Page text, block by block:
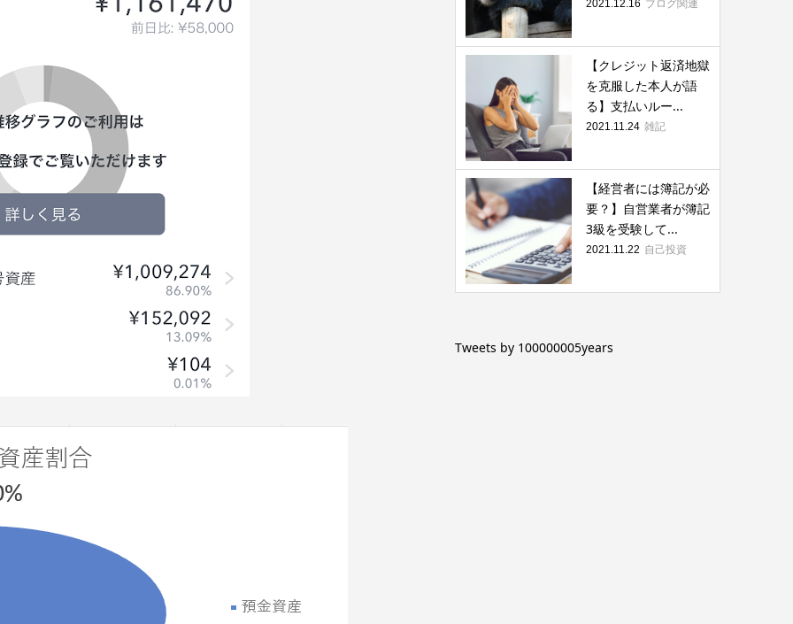
2021.12.16 ブログ関連
【クレジット返済地獄
を克服した本人が語
る】支払いルー...
2021.11.24 雑記
【経営者には簿記が必
要？】自営業者が簿記
3級を受験して...
2021.11.22 自己投資
Tweets by 100000005years